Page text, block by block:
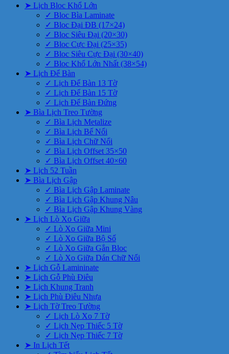
➤ Lịch Bloc Khổ Lớn
✓ Bloc Bìa Laminate
✓ Bloc Đại ĐB (17×24)
✓ Bloc Siêu Đại (20×30)
✓ Bloc Cực Đại (25×35)
✓ Bloc Siêu Cực Đại (30×40)
✓ Bloc Khổ Lớn Nhất (38×54)
➤ Lịch Để Bàn
✓ Lịch Để Bàn 13 Tờ
✓ Lịch Để Bàn 15 Tờ
✓ Lịch Để Bàn Đứng
➤ Bìa Lịch Treo Tường
✓ Bìa Lịch Metalize
✓ Bìa Lịch Bế Nổi
✓ Bìa Lịch Chữ Nổi
✓ Bìa Lịch Offset 35×50
✓ Bìa Lịch Offset 40×60
➤ Lịch 52 Tuần
➤ Bìa Lịch Gập
✓ Bìa Lịch Gập Laminate
✓ Bìa Lịch Gập Khung Nâu
✓ Bìa Lịch Gập Khung Vàng
➤ Lịch Lò Xo Giữa
✓ Lò Xo Giữa Mini
✓ Lò Xo Giữa Bộ Số
✓ Lò Xo Giữa Gắn Bloc
✓ Lò Xo Giữa Dán Chữ Nổi
➤ Lịch Gỗ Lamininate
➤ Lịch Gỗ Phù Điêu
➤ Lịch Khung Tranh
➤ Lịch Phù Điêu Nhựa
➤ Lịch Tờ Treo Tường
✓ Lịch Lò Xo 7 Tờ
✓ Lịch Nẹp Thiếc 5 Tờ
✓ Lịch Nẹp Thiếc 7 Tờ
➤ In Lịch Tết